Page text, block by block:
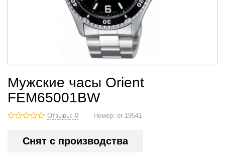
Мужские часы Orient
FEM65001BW
Отзывы: 0 Номер: or-19541
Снят с производства